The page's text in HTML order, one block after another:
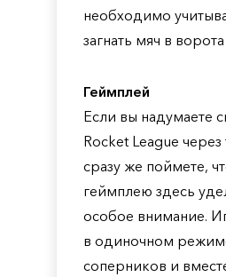
необходимо
загнать мяч в
Геймплей
Если вы надумаете
Rocket League через
сразу же поймете,
геймплею здесь
особое внимание.
в одиночном
соперников и